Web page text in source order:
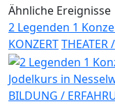
Ähnliche Ereignisse
2 Legenden 1
KONZERTTHEATER
Jodelkurs in
BILDUNG /